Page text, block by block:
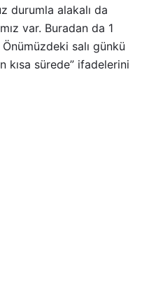
durumla alakalı da
var. Buradan da 1
salı günkü
kısa sürede” ifadelerini